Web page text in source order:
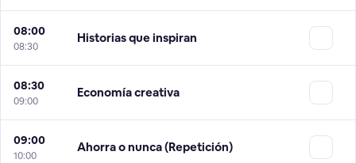
08:00
08:30
Historias que inspiran
08:30
09:00
Economía creativa
09:00
10:00
Ahorra o nunca (Repetición)